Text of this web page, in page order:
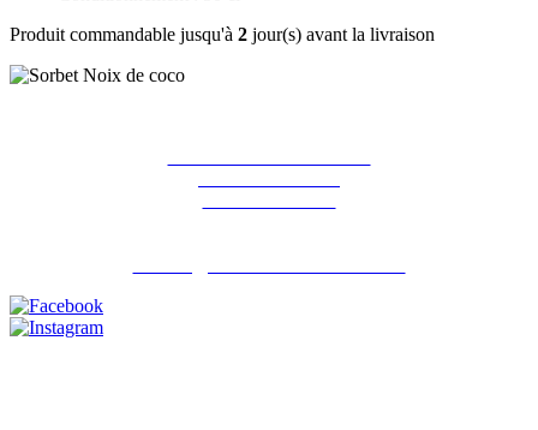
Produit commandable jusqu'à 2 jour(s) avant la livraison